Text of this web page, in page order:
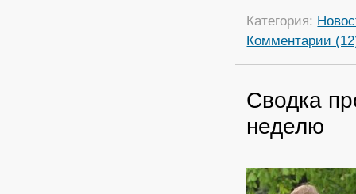
Категория:
Комментарии
Сводка
неделю